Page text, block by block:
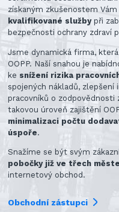
získaným zkušenostem
kvalifikované službypři
bezpečnosti ochrany zdraví
Jsme dynamická firma,
OOPP. Naší snahou je
ke snížení rizika
spojených nákladů,
pracovníků o zodpovědnosti
takovou úroveň zajištění
minimalizaci počtu
úspoře.
Snažíme se být svým
pobočky již ve třech
internetový obchod.
Obchodní zástupci